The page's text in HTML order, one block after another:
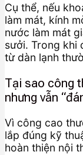
Cụ thể, nếu
làm mát, kính
nước làm mát
sưởi. Trong khi
từ dàn lạnh
Tại sao công
nhưng vẫn
Vì công cao
lắp đúng kỹ
hoàn thiện nội